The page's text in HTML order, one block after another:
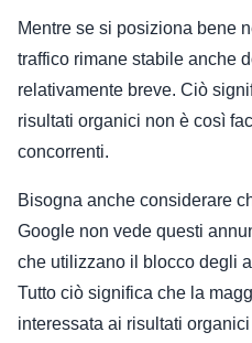
Mentre se si posiziona bene
traffico rimane stabile anche
relativamente breve. Ciò
risultati organici non è così
concorrenti.
Bisogna anche considerare
Google non vede questi
che utilizzano il blocco degli
Tutto ciò significa che la
interessata ai risultati